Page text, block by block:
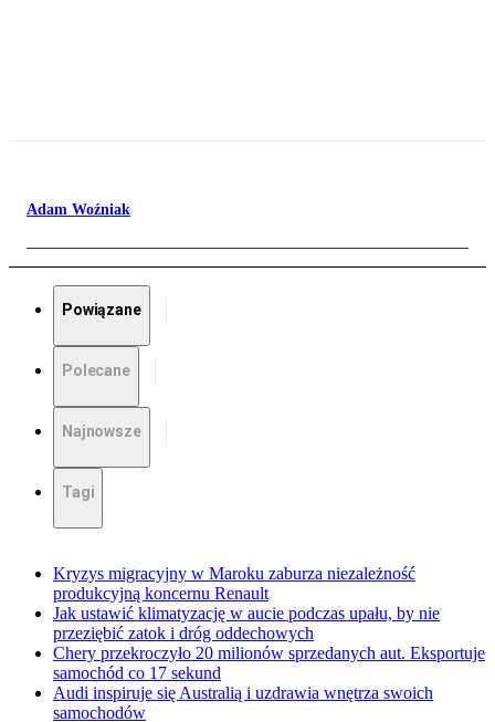
Adam Woźniak
Powiązane
Polecane
Najnowsze
Tagi
Kryzys migracyjny w Maroku zaburza niezależność
produkcyjną koncernu Renault
Jak ustawić klimatyzację w aucie podczas upału, by nie
przeziębić zatok i dróg oddechowych
Chery przekroczyło 20 milionów sprzedanych aut. Eksportuje
samochód co 17 sekund
Audi inspiruje się Australią i uzdrawia wnętrza swoich
samochodów